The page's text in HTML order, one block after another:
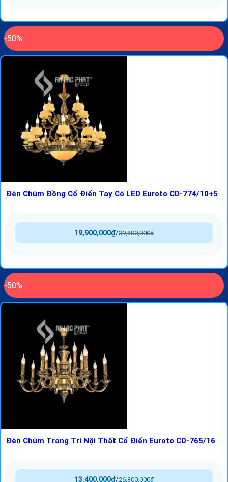
-50%
Đèn Chùm Đồng Cổ Điển Tay Có LED Euroto CD-774/10+5
39,800,000₫
/
19,900,000₫
-50%
Đèn Chùm Trang Trí Nội Thất Cổ Điển Euroto CD-765/16
26,800,000₫
/
13,400,000₫